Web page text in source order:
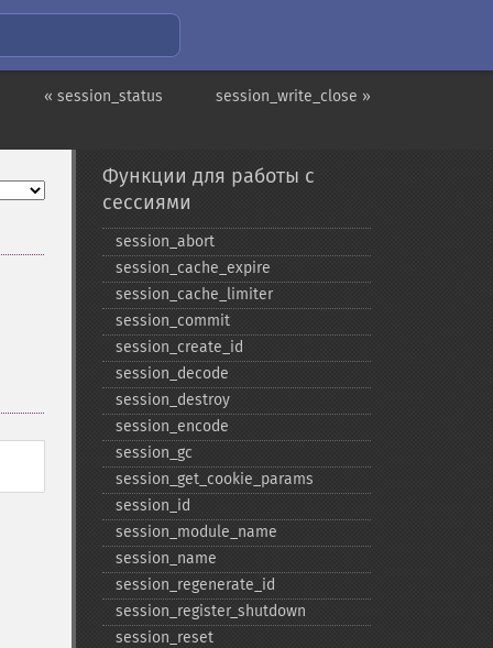
session_write_close »
« session_status
Функции для работы с
сессиями
session_​abort
session_​cache_​expire
session_​cache_​limiter
session_​commit
session_​create_​id
session_​decode
session_​destroy
session_​encode
session_​gc
session_​get_​cookie_​params
session_​id
session_​module_​name
session_​name
session_​regenerate_​id
session_​register_​shutdown
session_​reset